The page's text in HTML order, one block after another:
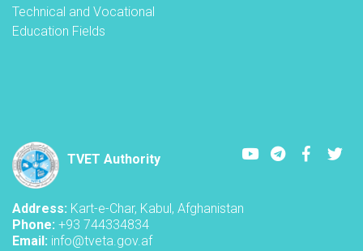
Technical and Vocational
Education Fields
TVET Authority
YoutubeLinkedIn
Address: Kart-e-Char, Kabul, Afghanistan
Phone: +93 744334834
Email: info@tveta.gov.af